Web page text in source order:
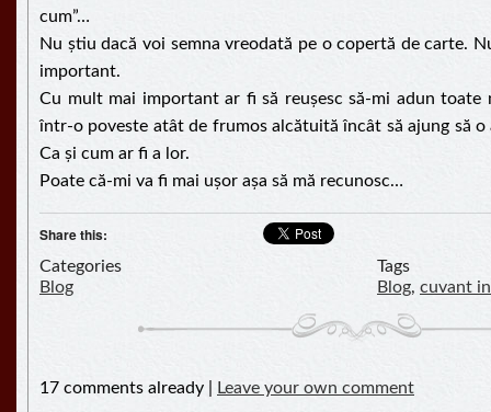
cum”…
Nu știu dacă voi semna vreodată pe o copertă de carte.
important.
Cu mult mai important ar fi să reușesc să-mi adun toate
într-o poveste atât de frumos alcătuită încât să ajung să
Ca și cum ar fi a lor.
Poate că-mi va fi mai ușor așa să mă recunosc…
Share this:
Categories
Blog
Tags
Blog, cuvant
17 comments already | Leave your own comment